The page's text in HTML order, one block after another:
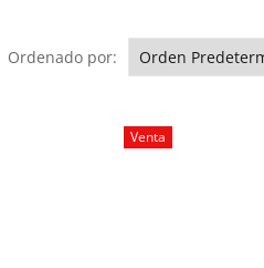
Ordenado por:
Venta